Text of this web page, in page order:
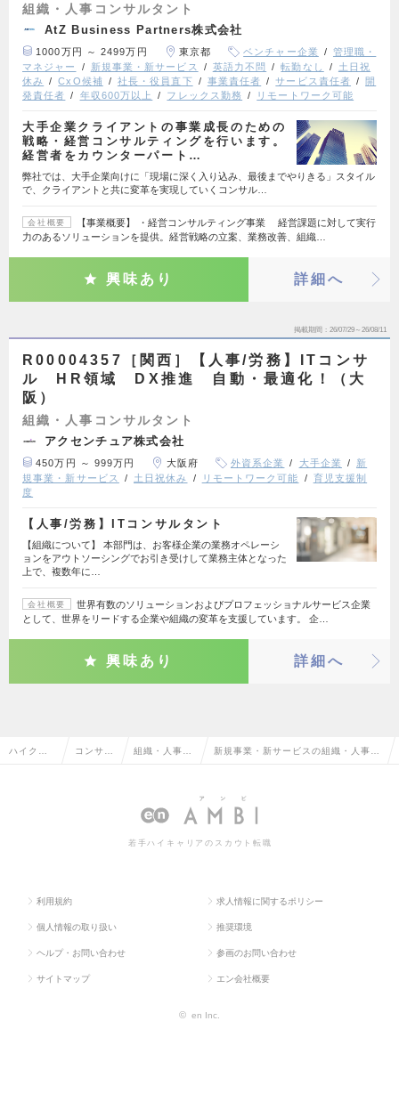
組織・人事コンサルタント
AtZ Business Partners株式会社
1000万円 ～ 2499万円 東京都 ベンチャー企業
管理職・
マネジャー
新規事業・新サービス 英語力不問 転勤なし
土日祝
休み
CxO候補 社長・役員直下 事業責任者 サービス責任者
開
発責任者
年収600万以上 フレックス勤務 リモートワーク可能
大手企業クライアントの事業成長のための
戦略・経営コンサルティングを行います。
経営者をカウンターパート…
弊社では、大手企業向けに「現場に深く入り込み、最後までやりきる」スタイル
で、クライアントと共に変革を実現していくコンサル…
会社概要
【事業概要】 ・経営コンサルティング事業 経営課題に対して実行
力のあるソリューションを提供。経営戦略の立案、業務改善、組織…
興味あり 詳細へ
掲載期間 26/07/29～26/08/11
R00004357［関西］【人事/労務】ITコンサ
ル HR領域 DX推進 自動・最適化！（大
阪）
組織・人事コンサルタント
アクセンチュア株式会社
450万円 ～ 999万円 大阪府 外資系企業 大手企業
新
規事業・新サービス
土日祝休み リモートワーク可能
育児支援制
度
【人事/労務】ITコンサルタント
【組織について】 本部門は、お客様企業の業務オペレーシ
ョンをアウトソーシングでお引き受けして業務主体となった
上で、複数年に…
会社概要
世界有数のソリューションおよびプロフェッショナルサービス企業
として、世界をリードする企業や組織の変革を支援しています。 企…
興味あり 詳細へ
ハイクラ コンサル 組織・人事コ 新規事業・新サービスの組織・人事コ
若手ハイキャリアのスカウト転職
利用規約 求人情報に関するポリシー
個人情報の取り扱い 推奨環境
ヘルプ・お問い合わせ 参画のお問い合わせ
サイトマップ エン会社概要
© en Inc.